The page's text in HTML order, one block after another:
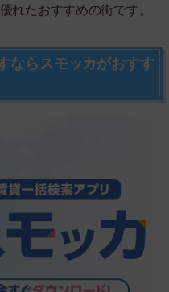
れたおすすめの街です。
ならスモッカがおすす